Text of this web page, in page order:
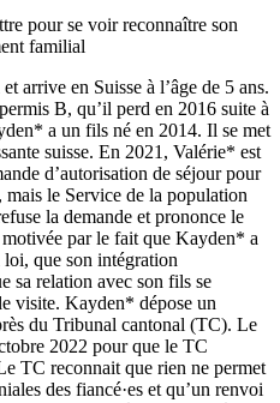
pour se voir reconnaître son
familial
arrive en Suisse à l’âge de 5 ans.
B, qu’il perd en 2016 suite à
a un fils né en 2014. Il se met
suisse. En 2021, Valérie* est
d’autorisation de séjour pour
le Service de la population
la demande et prononce le
par le fait que Kayden* a
loi, que son intégration
sa relation avec son fils se
visite. Kayden* dépose un
du Tribunal cantonal (TC). Le
2022 pour que le TC
TC reconnait que rien ne permet
des fiancé·es et qu’un renvoi